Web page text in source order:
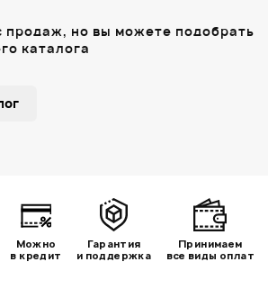
продаж, но вы можете подобрать
каталога
Можно
в кредит
Гарантия
и поддержка
Принимаем
все виды оплат